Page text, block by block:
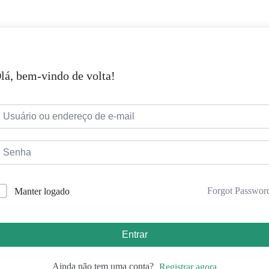
bem-vindo de volta!
Manter logado Forgot
Entrar
Ainda não tem uma conta? Registrar agora